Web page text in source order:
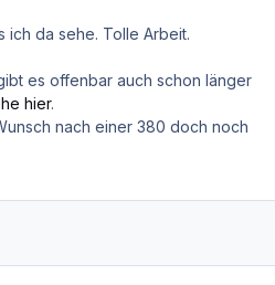
ich da sehe. Tolle Arbeit.
es offenbar auch schon länger
hier.
nach einer 380 doch noch